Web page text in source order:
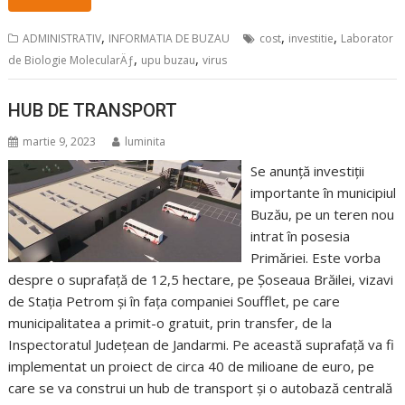
ADMINISTRATIV, INFORMATIA DE BUZAU cost, investitie, Laborator
de Biologie MolecularÄƒ, upu buzau,virus
HUB DE TRANSPORT
martie 9, 2023 luminita
Se anunță investiții
importante în municipiul
Buzău, pe un teren nou
intrat în posesia
Primăriei. Este vorba
despre o suprafață de 12,5 hectare, pe Șoseaua Brăilei, vizavi
de Stația Petrom și în fața companiei Soufflet, pe care
municipalitatea a primit-o gratuit, prin transfer, de la
Inspectoratul Județean de Jandarmi. Pe această suprafață va fi
implementat un proiect de circa 40 de milioane de euro, pe
care se va construi un hub de transport și o autobază centrală